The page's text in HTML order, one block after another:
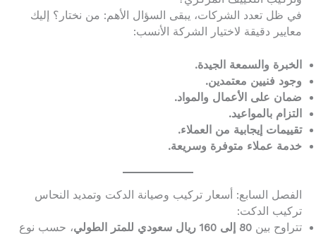
في ظل تعدد الشركات، يبقى السؤال الأهم: من نختار؟ إليك
معايير دقيقة لاختيار الشركة الأنسب:
الخبرة والسمعة الجيدة.
وجود فنيين معتمدين.
ضمان على الأعمال والمواد.
التزام بالمواعيد.
تقييمات إيجابية من العملاء.
خدمة عملاء متوفرة وسريعة.
الفصل السابع: أسعار تركيب وصيانة الدكت وتمديد النحاس
تركيب الدكت:
تتراوح بين 80 إلى 160 ريال سعودي للمتر الطولي
، حسب نوع